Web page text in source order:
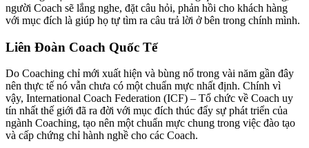
người Coach sẽ lắng nghe, đặt câu hỏi, phản hồi cho khách hàng
với mục đích là giúp họ tự tìm ra câu trả lời ở bên trong chính mình.
Liên Đoàn Coach Quốc Tế
Do Coaching chỉ mới xuất hiện và bùng nổ trong vài năm gần đây
nên thực tế nó vẫn chưa có một chuẩn mực nhất định. Chính vì
vậy, International Coach Federation (ICF) – Tổ chức về Coach uy
tín nhất thế giới đã ra đời với mục đích thúc đẩy sự phát triển của
ngành Coaching, tạo nên một chuẩn mực chung trong việc đào tạo
và cấp chứng chỉ hành nghề cho các Coach.